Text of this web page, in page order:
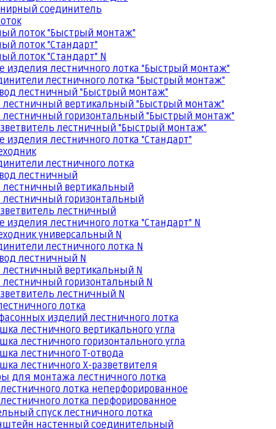
соединитель
лоток "Быстрый монтаж"
лоток "Стандарт"
лоток "Стандарт" N
изделия лестничного лотка "Быстрый монтаж"
лестничного лотка "Быстрый монтаж"
лестничный "Быстрый монтаж"
лестничный вертикальный "Быстрый монтаж"
лестничный горизонтальный "Быстрый монтаж"
лестничный "Быстрый монтаж"
изделия лестничного лотка "Стандарт"
лестничного лотка
лестничный
лестничный вертикальный
лестничный горизонтальный
лестничный
изделия лестничного лотка "Стандарт" N
универсальный N
лестничного лотка N
лестничный N
лестничный вертикальный N
лестничный горизонтальный N
лестничный N
лотка
изделий лестничного лотка
лестничного вертикального угла
лестничного горизонтального угла
лестничного Т-отвода
лестничного Х-разветвителя
для монтажа лестничного лотка
лотка неперфорированное
лотка перфорированное
спуск лестничного лотка
настенный соединительный